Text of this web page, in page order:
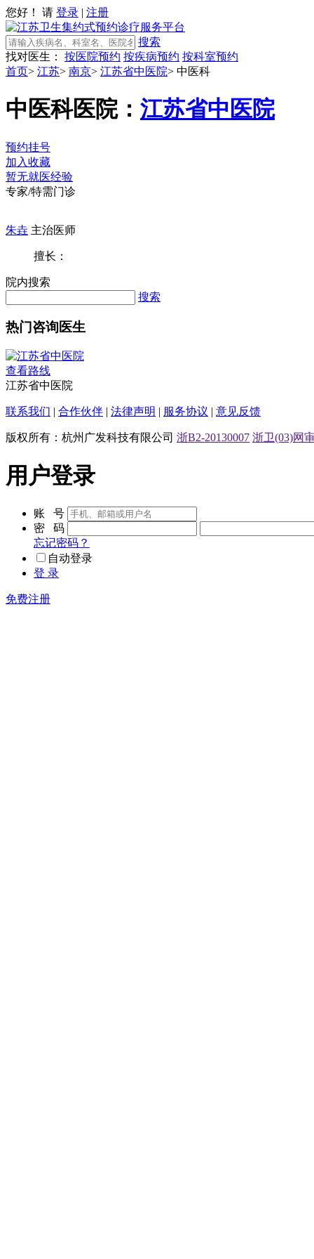
您好！ 请 登录 | 注册
搜索
找对医生：
按医院预约 按疾病预约 按科室预约
首页> 江苏> 南京> 江苏省中医院> 中医科
中医科医院： 江苏省中医院
预约挂号
加入收藏
暂无就医经验
专家/特需门诊
朱垚 主治医师
擅长：
院内搜索
搜索
热门咨询医生
查看路线
江苏省中医院
联系我们 合作伙伴 法律声明 服务协议 意见反馈
版权所有：杭州广发科技有限公司 浙B2-20130007 浙卫(03)网
用户登录
账 号
密 码
忘记密码？
自动登录
登 录
免费注册